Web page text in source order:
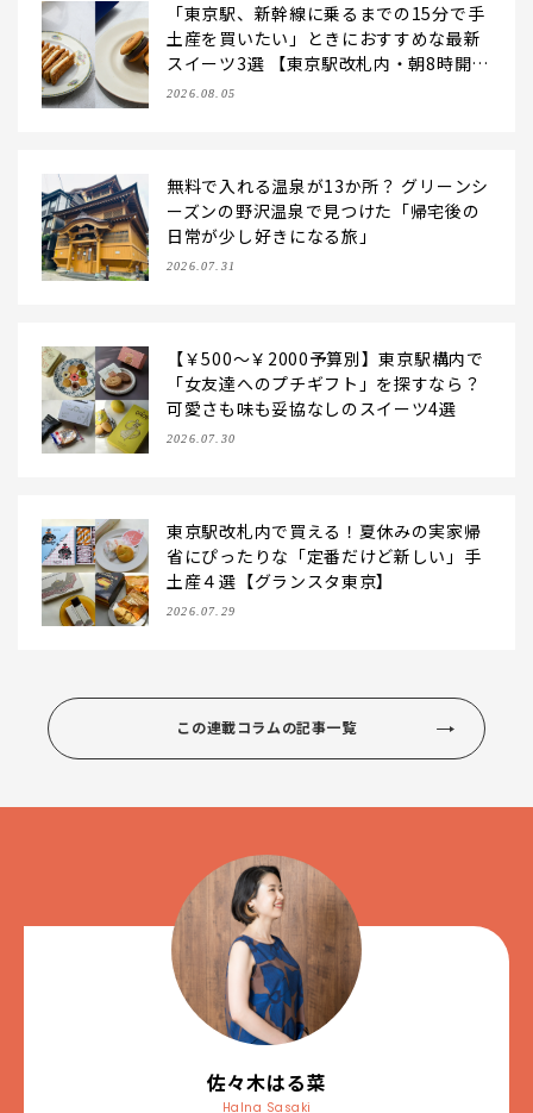
「東京駅、新幹線に乗るまでの15分で手
土産を買いたい」ときにおすすめな最新
スイーツ3選 【東京駅改札内・朝8時開
店】
2026.08.05
無料で入れる温泉が13か所？ グリーンシ
ーズンの野沢温泉で見つけた「帰宅後の
日常が少し好きになる旅」
2026.07.31
【￥500～￥2000予算別】東京駅構内で
「女友達へのプチギフト」を探すなら？
可愛さも味も妥協なしのスイーツ4選
2026.07.30
東京駅改札内で買える！夏休みの実家帰
省にぴったりな「定番だけど新しい」手
土産４選【グランスタ東京】
2026.07.29
この連載コラムの記事一覧
佐々木はる菜
Halna Sasaki